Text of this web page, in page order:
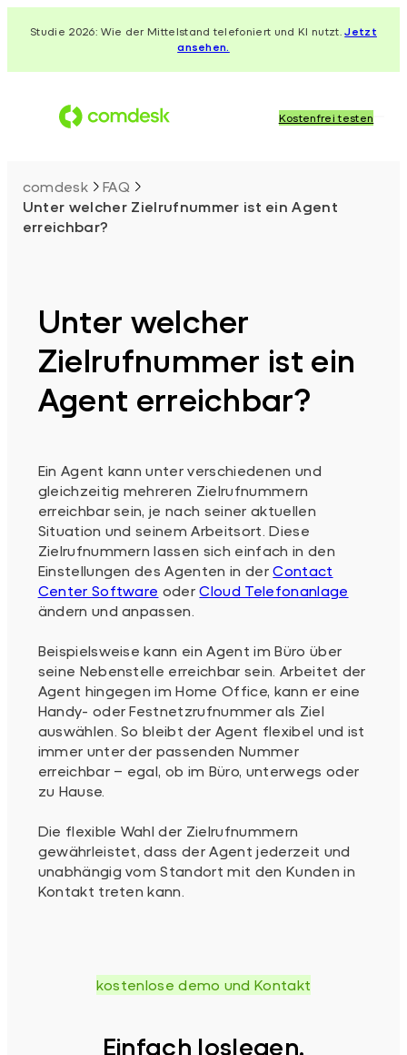
InhaltStudie 2026: Wie der Mittelstand telefoniert und KI nutzt.Jetzt
ansehen.
Kostenfrei testen
comdesk
FAQ
Unter welcher Zielrufnummer ist ein Agent
erreichbar?
Unter welcher
Zielrufnummer ist ein
Agent erreichbar?
Ein Agent kann unter verschiedenen und
gleichzeitig mehreren Zielrufnummern
erreichbar sein, je nach seiner aktuellen
Situation und seinem Arbeitsort. Diese
Zielrufnummern lassen sich einfach in den
Einstellungen des Agenten in derContact
Center Software oderCloud Telefonanlage
ändern und anpassen.
Beispielsweise kann ein Agent im Büro über
seine Nebenstelle erreichbar sein. Arbeitet der
Agent hingegen im Home Office, kann er eine
Handy- oder Festnetzrufnummer als Ziel
auswählen. So bleibt der Agent flexibel und ist
immer unter der passenden Nummer
erreichbar – egal, ob im Büro, unterwegs oder
zu Hause.
Die flexible Wahl der Zielrufnummern
gewährleistet, dass der Agent jederzeit und
unabhängig vom Standort mit den Kunden in
Kontakt treten kann.
kostenlose demo und Kontakt
Einfach loslegen.